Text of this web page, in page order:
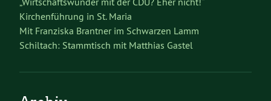
Kirchenführung in St. Maria
Mit Franziska Brantner im Schwarzen Lamm
Schiltach: Stammtisch mit Matthias Gastel